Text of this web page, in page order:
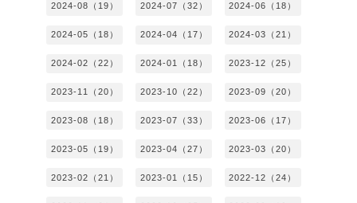
2024-08（19） 2024-07（32） 2024-06（18）
2024-05（18） 2024-04（17） 2024-03（21）
2024-02（22） 2024-01（18） 2023-12（25）
2023-11（20） 2023-10（22） 2023-09（20）
2023-08（18） 2023-07（33） 2023-06（17）
2023-05（19） 2023-04（27） 2023-03（20）
2023-02（21） 2023-01（15） 2022-12（24）